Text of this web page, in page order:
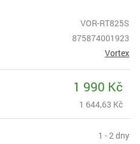
VOR-RT825S
875874001923
Vortex
1 990 Kč
1 644,63 Kč
1 - 2 dny